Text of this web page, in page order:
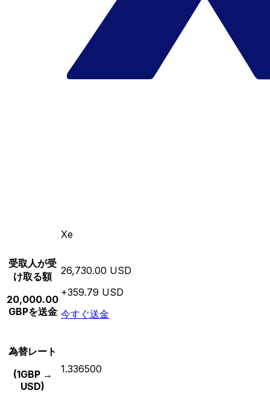
Xe
受取人が受
け取る額
20,000.00
GBPを送金
26,730.00 USD
+359.79 USD
今すぐ送金
為替レート
(1GBP →
USD)
1.336500